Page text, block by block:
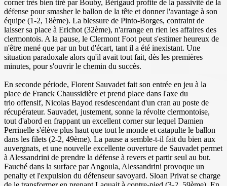
corner très bien tiré par Bouby, Bérigaud profite de la passivité de la
défense pour smasher le ballon de la tête et donner l'avantage à son
équipe (1-2, 18ème). La blessure de Pinto-Borges, contraint de
laisser sa place à Erichot (32ème), n'arrange en rien les affaires des
clermontois. A la pause, le Clermont Foot peut s'estimer heureux de
n'être mené que par un but d'écart, tant il a été inexistant. Une
situation paradoxale alors qu'il avait tout fait, dès les premières
minutes, pour s'ouvrir le chemin du succès.
En seconde période, Florent Sauvadet fait son entrée en jeu à la
place de Franck Chaussidière et prend place dans l'axe du
trio offensif, Nicolas Bayod resdescendant d'un cran au poste de
récupérateur. Sauvadet, justement, sonne la révolte clermontoise,
tout d'abord en frappant un excellent corner sur lequel Damien
Perrinelle s'élève plus haut que tout le monde et catapulte le ballon
dans les filets (2-2, 49ème). La pause a semble-t-il fait du bien aux
auvergnats, et une nouvelle excellente ouverture de Sauvadet permet
à Alessandrini de prendre la défense à revers et partir seul au but.
Fauché dans la surface par Angoula, Alessandrini provoque un
penalty et l'expulsion du défenseur savoyard. Sloan Privat se charge